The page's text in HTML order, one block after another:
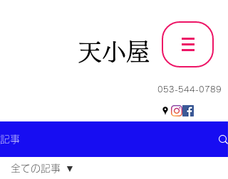
天小屋
053-544-0789
記事
全ての記事